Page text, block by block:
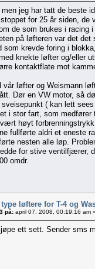
men jeg har tatt de beste
for 25 år siden,
de som brukes i racing
på løfteren var det
som krevde foring i
knekte løfter og/eller
kontaktflate mot
vår løfter og Weismann
Dør en VW motor, så
( kan lett
i stor fart, som medfører
høyt
fullførte aldri et eneste
nesten alle løp.
for stive ventilfjærer,
omdr.
løftere for T-4 og
på: april 07, 2008, 00:19:16 am
ett sett. Sender sms